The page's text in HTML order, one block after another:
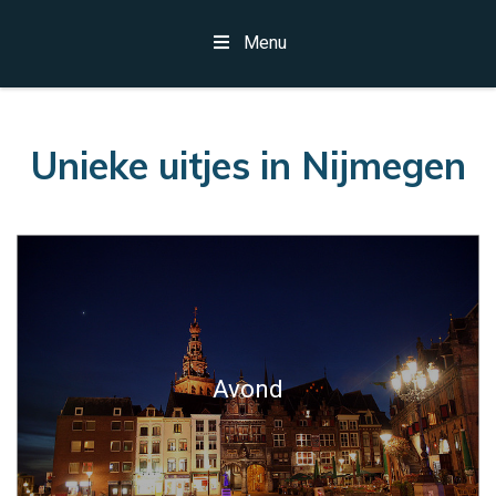
Menu
Unieke uitjes in Nijmegen
Avond